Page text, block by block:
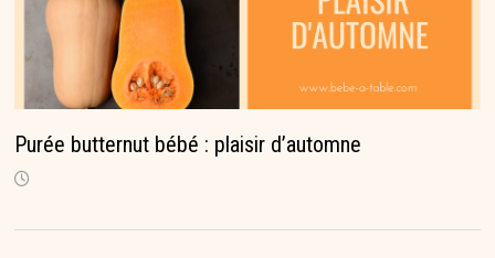
Purée butternut bébé : plaisir d’automne